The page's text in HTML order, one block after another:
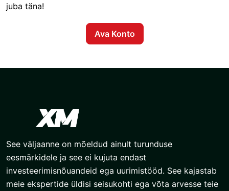
juba täna!
Ava Konto
See väljaanne on mõeldud ainult turunduse
eesmärkidele ja see ei kujuta endast
investeerimisnõuandeid ega uurimistööd. See kajastab
meie ekspertide üldisi seisukohti ega võta arvesse teie